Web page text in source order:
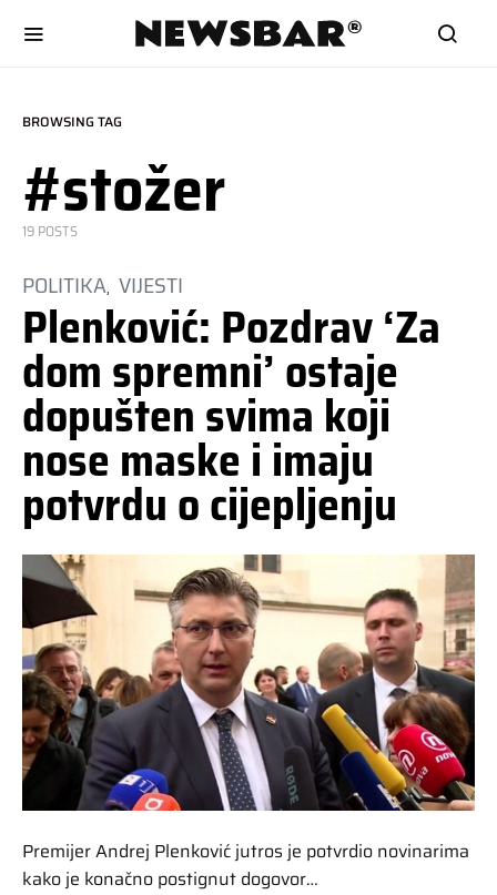
BROWSING TAG
#stožer
19 POSTS
POLITIKA VIJESTI
Plenković: Pozdrav ‘Za
dom spremni’ ostaje
dopušten svima koji
nose maske i imaju
potvrdu o cijepljenju
Premijer Andrej Plenković jutros je potvrdio novinarima
kako je konačno postignut dogovor…